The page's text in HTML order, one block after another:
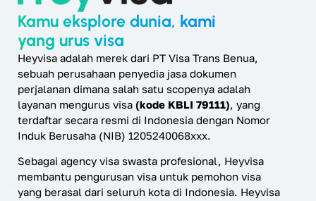
Kamu eksplore dunia, kami
yang urus visa
Heyvisa adalah merek dari PT Visa Trans Benua,
sebuah perusahaan penyedia jasa dokumen
perjalanan dimana salah satu scopenya adalah
layanan mengurus visa (kode KBLI 79111) , yang
terdaftar secara resmi di Indonesia dengan Nomor
Induk Berusaha (NIB) 1205240068xxx.
Sebagai agency visa swasta profesional, Heyvisa
membantu pengurusan visa untuk pemohon visa
yang berasal dari seluruh kota di Indonesia. Heyvisa